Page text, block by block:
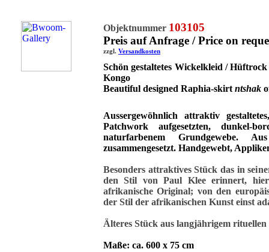
Objektnummer 103105
Preis auf Anfrage / Price on
zzgl. Versandkosten
Schön gestaltetes Wickelkleid / Hüftrock
Kongo
Beautiful designed Raphia-skirt ntshak
Aussergewöhnlich attraktiv
Patchwork aufgesetzten, dunkel-
naturfarbenem Grundgewebe.
zusammengesetzt. Handgewebt,
Besonders attraktives Stück das in
den Stil von Paul Klee erinnert,
afrikanische Original; von den
der Stil der afrikanischen Kunst einst
Älteres Stück aus langjährigem
Maße: ca. 600 x 75 cm